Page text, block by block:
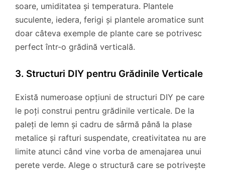
soare, umiditatea și temperatura. Plantele
suculente, iedera, ferigi și plantele aromatice sunt
doar câteva exemple de plante care se potrivesc
perfect într-o grădină verticală.
3. Structuri DIY pentru Grădinile Verticale
Există numeroase opțiuni de structuri DIY pe care
le poți construi pentru grădinile verticale. De la
paleți de lemn și cadru de sârmă până la plase
metalice și rafturi suspendate, creativitatea nu are
limite atunci când vine vorba de amenajarea unui
perete verde. Alege o structură care se potrivește